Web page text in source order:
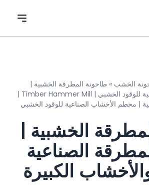
الخشب » طاحونة المطرقة الخشبية |
محطم الأخشاب الصناعية للوقود الخشبي | Timber Hammer Mill |
| محطم الأخشاب الصناعية للوقود الخشبي
الخشبية |
الصناعية
الكبيرة